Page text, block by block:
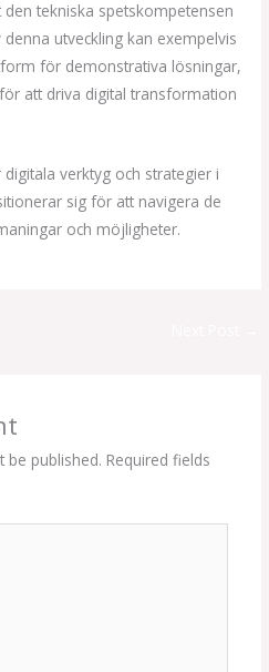
tekniska spetskompetensen
utveckling kan exempelvis
för demonstrativa lösningar,
att driva digital transformation
verktyg och strategier i
sig för att navigera de
och möjligheter.
be published. Required fields